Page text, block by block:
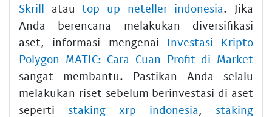
Skrill atautop up neteller indonesia. Jika
Anda berencana melakukan diversifikasi
aset, informasi mengenai Investasi Kripto
Polygon MATIC: Cara Cuan Profit di Market
sangat membantu. Pastikan Anda selalu
melakukan riset sebelum berinvestasi di aset
seperti staking xrp indonesia, staking